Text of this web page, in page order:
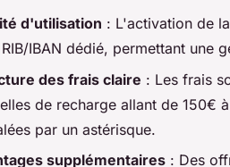
d'utilisation : L'activation de
IBAN dédié, permettant une
des frais claire : Les frais
de recharge allant de 150€
par un astérisque.
supplémentaires : Des